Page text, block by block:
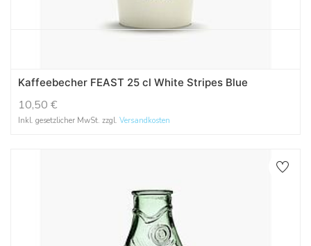
Kaffeebecher FEAST 25 cl White Stripes Blue
10,50 €
Inkl. gesetzlicher MwSt. zzgl. Versandkosten